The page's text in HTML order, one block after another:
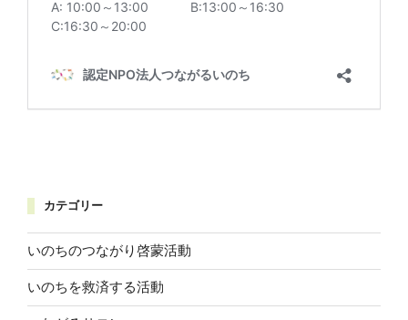
カテゴリー
いのちのつながり啓蒙活動
いのちを救済する活動